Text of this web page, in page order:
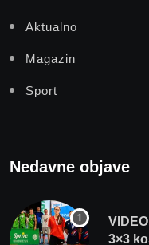
Aktualno
Magazin
Sport
Nedavne objave
3×3